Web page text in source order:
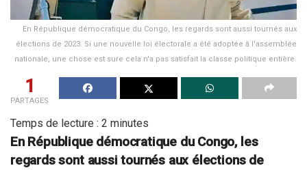
En République démocratique du Congo, les regards sont aussi tournés aux
élections de 2023. Si une nouvelle loi électorale a été adoptée à l'assemblée
nationale, une chose est sure cela n'a pas satisfait la classe politique entière.
1
PARTAGES
Temps de lecture : 2 minutes
En République démocratique du Congo, les
regards sont aussi tournés aux élections de